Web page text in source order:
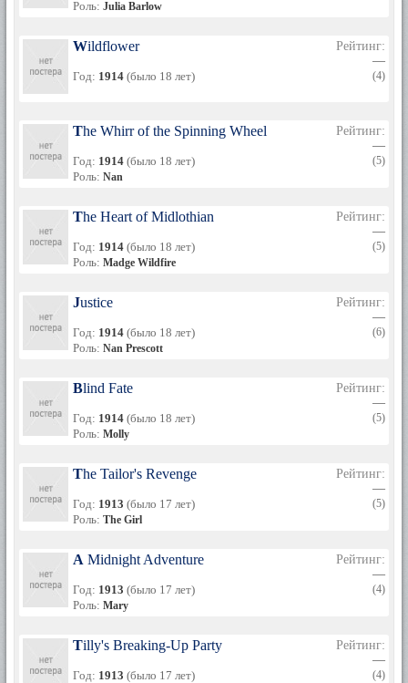
Роль: Julia Barlow
Wildflower
Год: 1914 (было 18 лет)
Рейтинг:
—
(4)
The Whirr of the Spinning Wheel
Год: 1914 (было 18 лет)
Роль: Nan
Рейтинг:
—
(5)
The Heart of Midlothian
Год: 1914 (было 18 лет)
Роль: Madge Wildfire
Рейтинг:
—
(5)
Justice
Год: 1914 (было 18 лет)
Роль: Nan Prescott
Рейтинг:
—
(6)
Blind Fate
Год: 1914 (было 18 лет)
Роль: Molly
Рейтинг:
—
(5)
The Tailor's Revenge
Год: 1913 (было 17 лет)
Роль: The Girl
Рейтинг:
—
(5)
A Midnight Adventure
Год: 1913 (было 17 лет)
Роль: Mary
Рейтинг:
—
(4)
Tilly's Breaking-Up Party
Год: 1913 (было 17 лет)
Рейтинг:
—
(4)